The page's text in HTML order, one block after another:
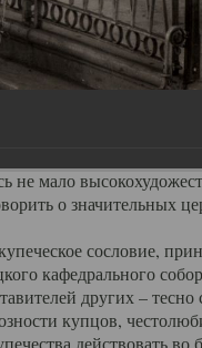
построек
стиля, с
резных,
В совокупности же с
утвари интерьер
убранства
В соборной
не мало
о значительных
сословие,
кафедрального
других –
купцов,
действовать во